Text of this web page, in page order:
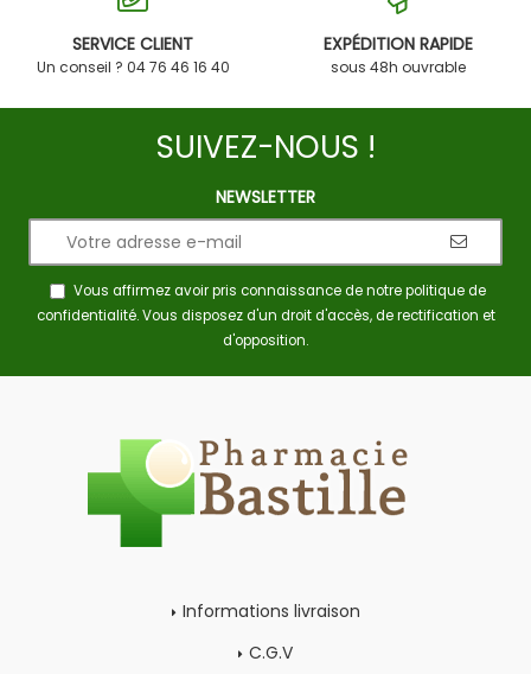
SERVICE CLIENT
Un conseil ? 04 76 46 16 40
EXPÉDITION RAPIDE
sous 48h ouvrable
SUIVEZ-NOUS !
NEWSLETTER
Vous affirmez avoir pris connaissance de notrepolitique de
confidentialité. Vous disposez d'un droit d'accès, de rectification et
d'opposition.
Informations livraison
C.G.V